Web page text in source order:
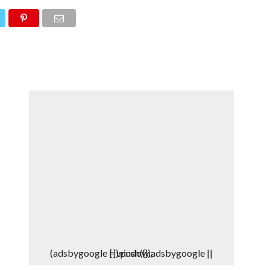
DEPORTES DENUNCIAS WHATSAPP
(adsbygoogle = window.adsbygoogle || []).push({});